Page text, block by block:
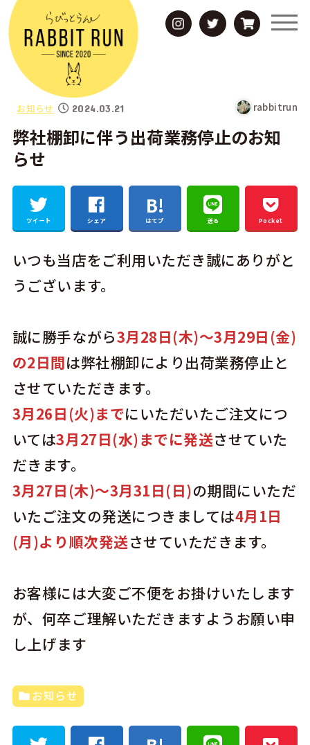
お知らせ 2024.03.21 rabbitrun
弊社棚卸に伴う出荷業務停止のお知
らせ
ツイート シェア はてブ 送る Pocket
いつも当店をご利用いただき誠にありがと
うございます。
誠に勝手ながら3月28日(木)～3月29日(金)
の2日間は弊社棚卸により出荷業務停止と
させていただきます。
3月26日(火)までにいただいたご注文につ
いては3月27日(水)までに発送させていた
だきます。
3月27日(木)～3月31日(日)の期間にいただ
いたご注文の発送につきましては4月1日
(月)より順次発送させていただきます。
お客様には大変ご不便をお掛けいたします
が、何卒ご理解いただきますようお願い申
し上げます
お知らせ